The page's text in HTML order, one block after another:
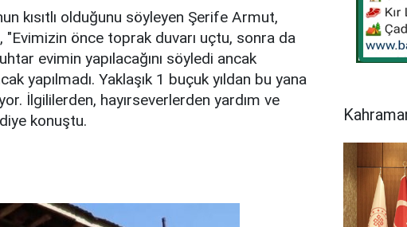
kısıtlı olduğunu söyleyen Şerife Armut,
önce toprak duvarı uçtu, sonra da
evimin yapılacağını söyledi ancak
yapılmadı. Yaklaşık 1 buçuk yıldan bu yana
İlgililerden, hayırseverlerden yardım ve
konuştu.